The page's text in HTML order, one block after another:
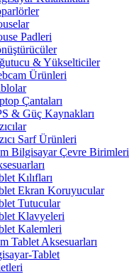
Padleri
& Yükselticiler
Ürünleri
Çantaları
& Güç Kaynakları
Sarf Ürünleri
Bilgisayar Çevre Birimleri
Kılıfları
Ekran Koruyucular
Tutucular
Klavyeleri
Kalemleri
Tablet Aksesuarları
Tablet